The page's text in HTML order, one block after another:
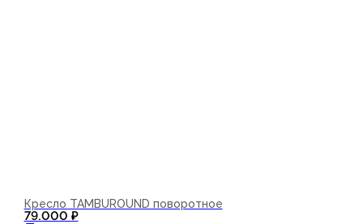
Кресло TAMBUROUND поворотное
79.000 ₽